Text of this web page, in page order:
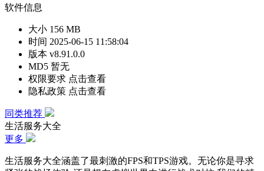
软件信息
大小 156 MB
时间 2025-06-15 11:58:04
版本 v8.91.0.0
MD5 暂无
权限要求 点击查看
隐私政策 点击查看
同类推荐
生活服务大全
更多
生活服务大全涵盖了最刺激的FPS和TPS游戏。无论你是寻求